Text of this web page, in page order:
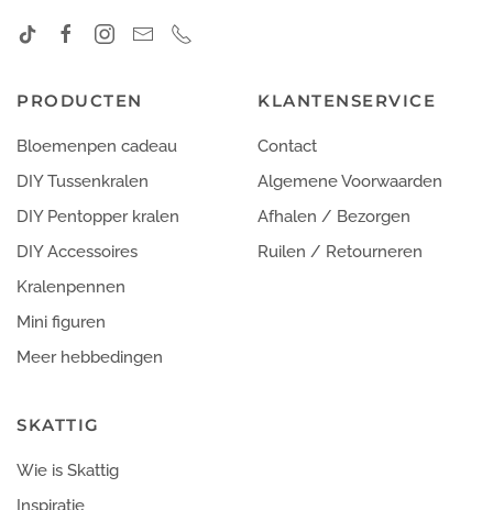
PRODUCTEN
Bloemenpen cadeau
DIY Tussenkralen
DIY Pentopper kralen
DIY Accessoires
Kralenpennen
Mini figuren
Meer hebbedingen
KLANTENSERVICE
Contact
Algemene Voorwaarden
Afhalen / Bezorgen
Ruilen / Retourneren
SKATTIG
Wie is Skattig
Inspiratie